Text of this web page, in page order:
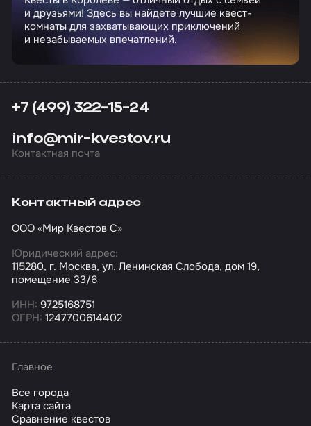
и друзьями! Здесь вы найдете лучшие квест-
комнаты для захватывающих приключений
и незабываемых впечатлений.
+7 (499) 322-15-24
info@mir-kvestov.ru
Контактная почта
Контактный адрес
ООО «Мир Квестов С»
Юридический адрес:
115280, г. Москва, ул. Ленинская Слобода, дом 19,
помещение 33/6
ИНН: 9725168751
ОГРН: 1247700614402
Главное
Все города
Карта сайта
Сравнение квестов